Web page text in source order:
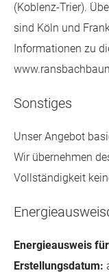
(Koblenz-Trier).
sind Köln und
Informationen zu
Sonstiges
Unser Angebot
Wir übernehmen
Vollständigkeit
Energieausweis
Erstellungsdatum: